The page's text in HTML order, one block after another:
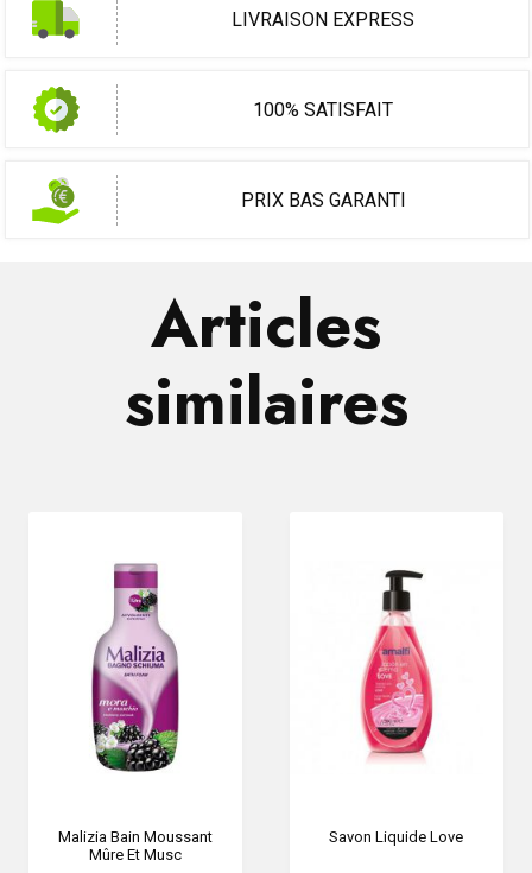
LIVRAISON EXPRESS
100% SATISFAIT
PRIX BAS GARANTI
Articles
similaires
Malizia Bain Moussant
Mûre Et Musc
Savon Liquide Love